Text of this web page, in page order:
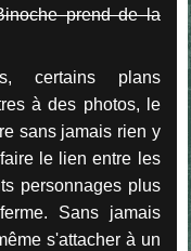
prend de la
certains plans
à des photos, le
sans jamais rien y
le lien entre les
personnages plus
Sans jamais
s'attacher à un